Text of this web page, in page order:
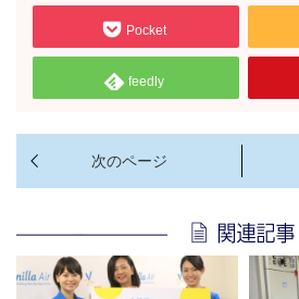
Pocket
feedly